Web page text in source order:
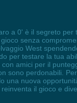
a 0' è il segreto
senza
West
per testare la tua
amici per il
sono perdonabili.
una nuova
il gioco e